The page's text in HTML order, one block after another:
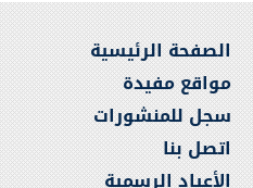
الصفحة الرئيسية
مواقع مفيدة
سجل للمنشورات
اتصل بنا
الأعياد الرسمية